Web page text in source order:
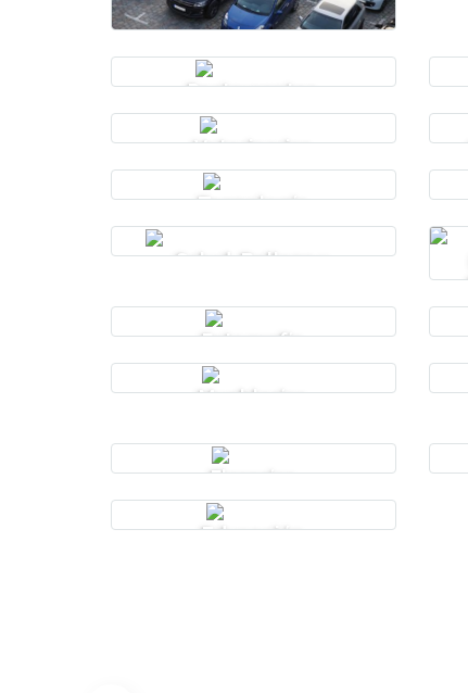
Restaurantes
Veterinarias
Tecnología
Salud, Belleza y
Fotografía
Mueblerías
Florerías
Educación